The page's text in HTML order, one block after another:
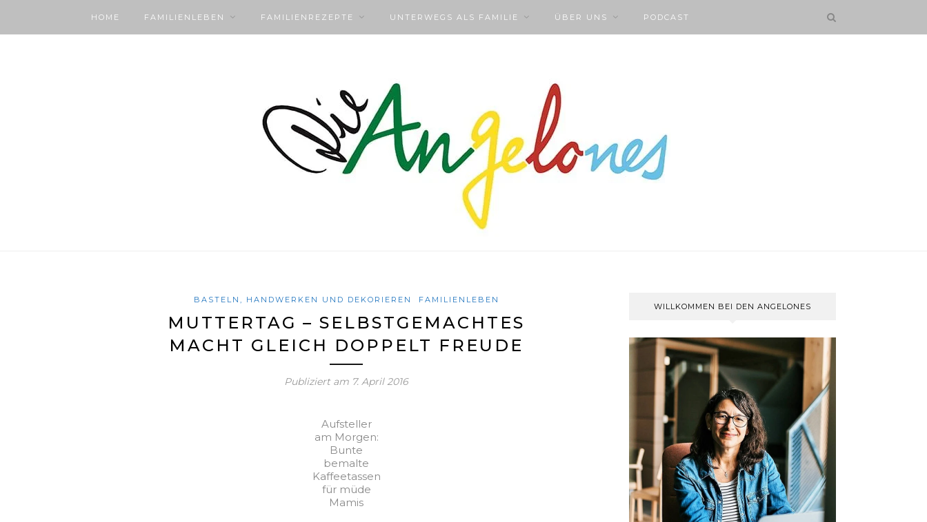
HOME FAMILIENLEBEN FAMILIENREZEPTE UNTERWEGS ALS FAMILIE ÜBER UNS PODCAST
BASTELN, HANDWERKEN UND DEKORIEREN FAMILIENLEBEN
MUTTERTAG – SELBSTGEMACHTES
MACHT GLEICH DOPPELT FREUDE
Publiziert am 7. April 2016
Aufsteller
am Morgen:
Bunte
bemalte
Kaffeetassen
für müde
Mamis
WILLKOMMEN BEI DEN ANGELONES